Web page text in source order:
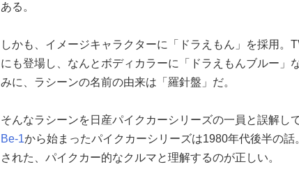
ある。
しかも、イメージキャラクターに「ドラえもん」を採用。
にも登場し、なんとボディカラーに「ドラえもんブルー」
みに、ラシーンの名前の由来は「羅針盤」だ。
そんなラシーンを日産パイクカーシリーズの一員と誤解し
Be-1から始まったパイクカーシリーズは1980年代後半の
された、パイクカー的なクルマと理解するのが正しい。